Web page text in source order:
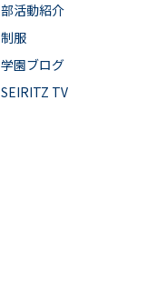
部活動紹介
制服
学園ブログ
SEIRITZ TV